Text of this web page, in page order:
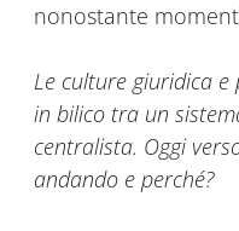
nonostante
Le culture giuridica
in bilico tra un
centralista. Oggi
andando e perché?